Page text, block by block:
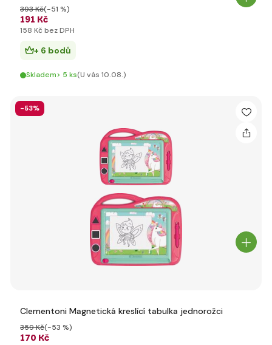
191 Kč
393 Kč(-51 %)
158 Kč bez DPH
+ 6 bodů
Skladem> 5 ks(U vás 10.08.)
-53%
Clementoni Magnetická kreslící tabulka jednorožci
170 Kč
359 Kč(-53 %)